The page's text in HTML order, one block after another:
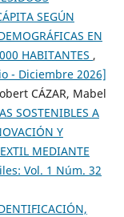
SEGÚN
EN
HABITANTES ,
- Diciembre 2026]
CÁZAR, Mabel
SOSTENIBLES A
Y
MEDIANTE
Vol. 1 Núm. 32